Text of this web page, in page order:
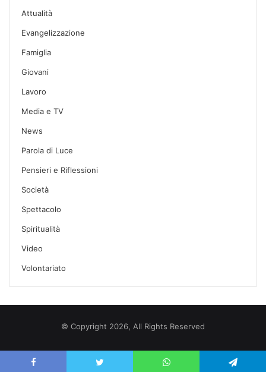
Attualità
Evangelizzazione
Famiglia
Giovani
Lavoro
Media e TV
News
Parola di Luce
Pensieri e Riflessioni
Società
Spettacolo
Spiritualità
Video
Volontariato
© Copyright 2026, All Rights Reserved